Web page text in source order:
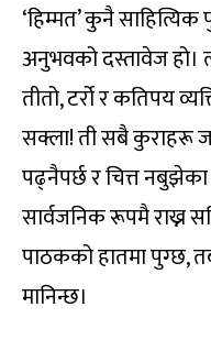
‘हिम्मत’ कुनै
अनुभवको दस्तावेज
तीतो, टर्रो र कतिपय
सक्ला! ती सबै कुराहरू
पढ्नैपर्छ र चित्त
सार्वजनिक रूपमै राख्न
पाठकको हातमा पुग्छ,
मानिन्छ।